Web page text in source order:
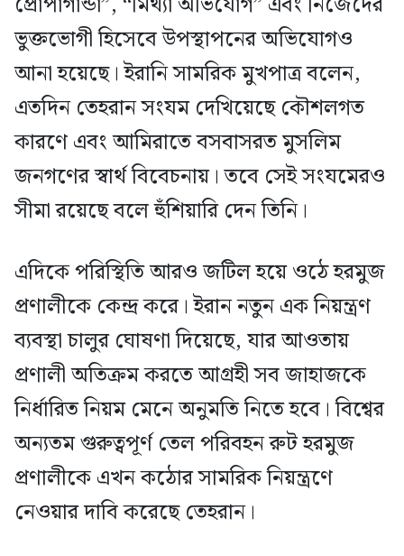
ভুক্তভোগী হিসেবে উপস্থাপনের অভিযোগও
আনা হয়েছে। ইরানি সামরিক মুখপাত্র বলেন,
এতদিন তেহরান সংযম দেখিয়েছে কৌশলগত
কারণে এবং আমিরাতে বসবাসরত মুসলিম
জনগণের স্বার্থ বিবেচনায়। তবে সেই সংযমেরও
সীমা রয়েছে বলে হুঁশিয়ারি দেন তিনি।
এদিকে পরিস্থিতি আরও জটিল হয়ে ওঠে হরমুজ
প্রণালীকে কেন্দ্র করে। ইরান নতুন এক নিয়ন্ত্রণ
ব্যবস্থা চালুর ঘোষণা দিয়েছে, যার আওতায়
প্রণালী অতিক্রম করতে আগ্রহী সব জাহাজকে
নির্ধারিত নিয়ম মেনে অনুমতি নিতে হবে। বিশ্বের
অন্যতম গুরুত্বপূর্ণ তেল পরিবহন রুট হরমুজ
প্রণালীকে এখন কঠোর সামরিক নিয়ন্ত্রণে
নেওয়ার দাবি করেছে তেহরান।